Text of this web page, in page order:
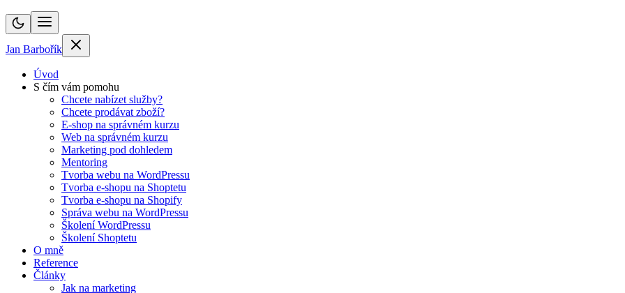
Jan Barbořík
Úvod
S čím vám pomohu
Chcete nabízet služby?
Chcete prodávat zboží?
E-shop na správném kurzu
Web na správném kurzu
Marketing pod dohledem
Mentoring
Tvorba webu na WordPressu
Tvorba e-shopu na Shoptetu
Tvorba e-shopu na Shopify
Správa webu na WordPressu
Školení WordPressu
Školení Shoptetu
O mně
Reference
Články
Jak na marketing